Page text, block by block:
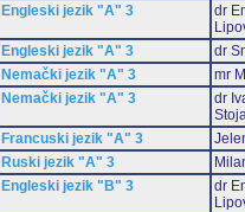
Engleski jezik "A" 3
dr
Engleski jezik "A" 3
dr
Nemački jezik "A" 3
mr
Nemački jezik "A" 3
dr
Francuski jezik "A" 3
Ruski jezik "A" 3
Engleski jezik "B" 3
dr